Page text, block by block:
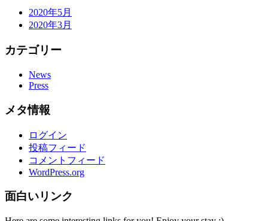
2020年5月
2020年3月
カテゴリー
News
Press
メタ情報
ログイン
投稿フィード
コメントフィード
WordPress.org
面白いリンク